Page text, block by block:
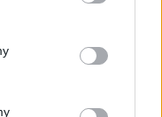
third-party tags to
in below Google